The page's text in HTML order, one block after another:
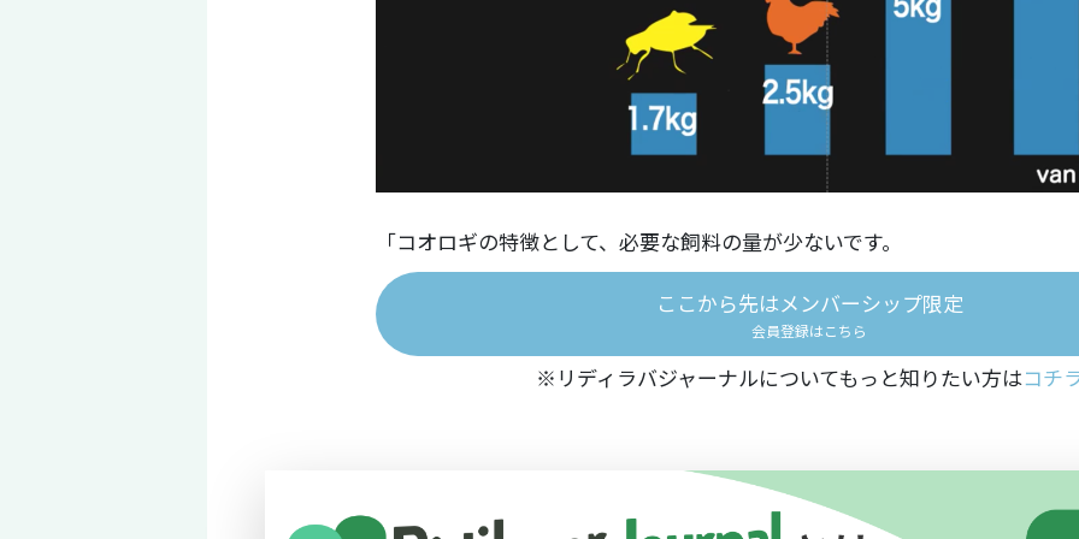
「コオロギの特徴として、必要な飼料の量が少ないです。
ここから先はメンバーシップ限定
会員登録はこちら
※リディラバジャーナルについてもっと知りたい方はコチ